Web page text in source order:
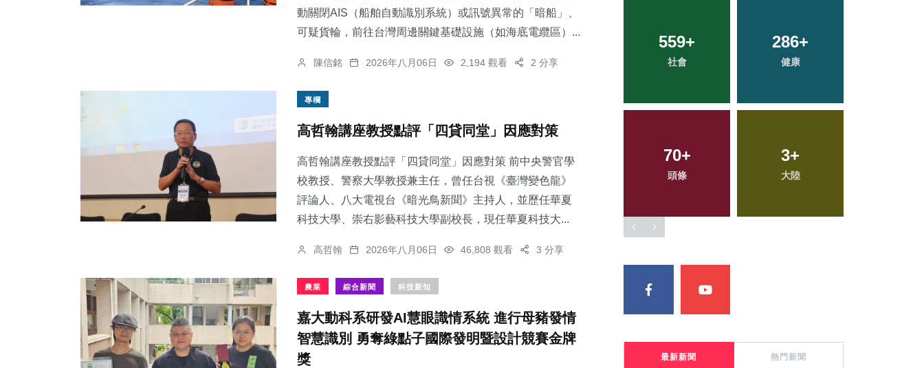
動關閉AIS（船舶自動識別系統）或訊號異常的「暗船」、
可疑貨輪，前往台灣周邊關鍵基礎設施（如海底電纜區）...
陳信銘 2026年八月06日 2,194 觀看 2 分享
專欄
高哲翰講座教授點評「四貸同堂」因應對策
高哲翰講座教授點評「四貸同堂」因應對策 前中央警官學
校教授、警察大學教授兼主任，曾任台視《臺灣變色龍》
評論人、八大電視台《暗光鳥新聞》主持人，並歷任華夏
科技大學、崇右影藝科技大學副校長，現任華夏科技大...
高哲翰 2026年八月06日 46,808 觀看 3 分享
農業 綜合新聞 科技新知
嘉大動科系研發AI慧眼識情系統 進行母豬發情
智慧識別 勇奪綠點子國際發明暨設計競賽金牌
獎
225+
1002+
綜合新聞
科技新知
559+
社會
286+
70 +
頭條
3+
大陸
101+
農業
315+
文教
163+
專欄
225
旅遊
最新新聞 熱門新聞